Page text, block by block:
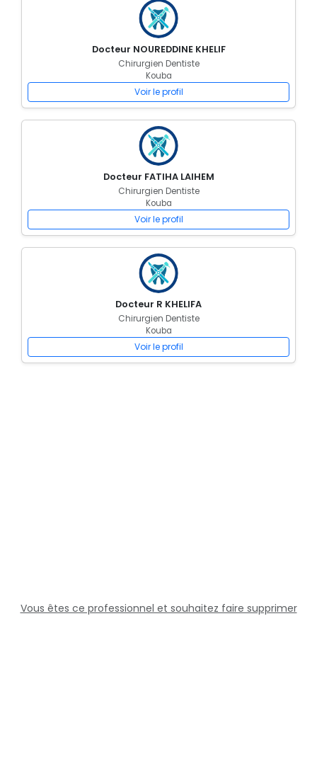
Docteur NOUREDDINE KHELIF
Chirurgien Dentiste
Kouba
Voir le profil
Docteur FATIHA LAIHEM
Chirurgien Dentiste
Kouba
Voir le profil
Docteur R KHELIFA
Chirurgien Dentiste
Kouba
Voir le profil
Vous êtes ce professionnel et souhaitez faire supprimer